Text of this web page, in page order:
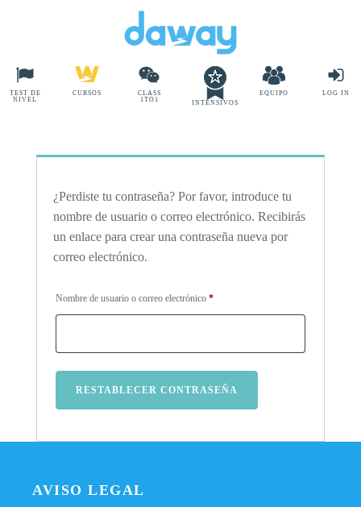
TEST DE
NIVEL
CURSOS
CLASS
1TO1
INTENSIVOS
EQUIPO LOG IN
¿Perdiste tu contraseña? Por favor, introduce tu
nombre de usuario o correo electrónico. Recibirás
un enlace para crear una contraseña nueva por
correo electrónico.
Nombre de usuario o correo electrónico *Obligatorio
RESTABLECER CONTRASEÑA
AVISO LEGAL